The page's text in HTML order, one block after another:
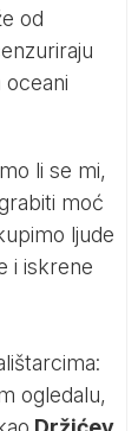
od
li se mi,
moć
ljude
i iskrene
ogledalu,